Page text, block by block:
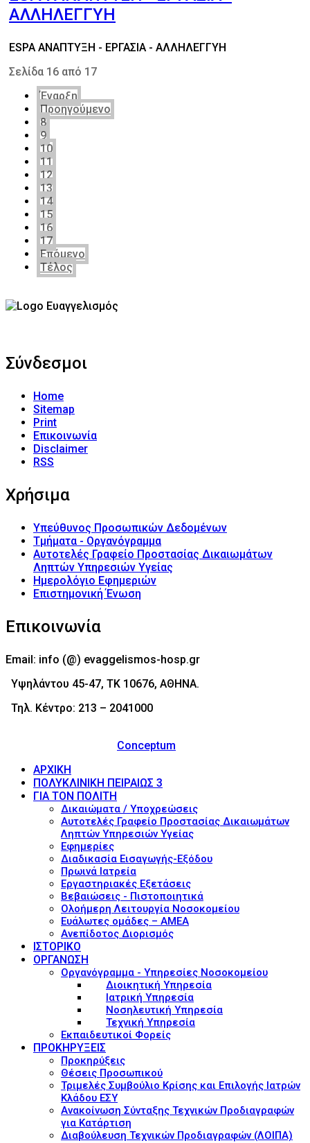
ΑΛΛΗΛΕΓΓΥΗ
ESPA ΑΝΑΠΤΥΞΗ - ΕΡΓΑΣΙΑ - ΑΛΛΗΛΕΓΓΥΗ
Σελίδα 16 από 17
Έναρξη
Προηγούμενο
8
9
10
11
12
13
14
15
16
17
Επόμενο
Τέλος
Σύνδεσμοι
Home
Sitemap
Print
Επικοινωνία
Disclaimer
RSS
Χρήσιμα
Υπεύθυνος Προσωπικών Δεδομένων
Τμήματα - Οργανόγραμμα
Αυτοτελές Γραφείο Προστασίας Δικαιωμάτων
Ληπτών Υπηρεσιών Υγείας
Ημερολόγιο Εφημεριών
Επιστημονική Ένωση
Επικοινωνία
Email: info (@) evaggelismos-hosp.gr
Υψηλάντου 45-47, ΤΚ 10676, ΑΘΗΝΑ.
Τηλ. Κέντρο: 213 – 2041000
Conceptum
ΑΡΧΙΚΗ
ΠΟΛΥΚΛΙΝΙΚΗ ΠΕΙΡΑΙΩΣ 3
ΓΙΑ ΤΟΝ ΠΟΛΙΤΗ
Δικαιώματα / Υποχρεώσεις
Αυτοτελές Γραφείο Προστασίας Δικαιωμάτων
Ληπτών Υπηρεσιών Υγείας
Εφημερίες
Διαδικασία Εισαγωγής-Εξόδου
Πρωινά Ιατρεία
Εργαστηριακές Εξετάσεις
Βεβαιώσεις - Πιστοποιητικά
Ολοήμερη Λειτουργία Νοσοκομείου
Ευάλωτες ομάδες – ΑΜΕΑ
Ανεπίδοτος Διορισμός
ΙΣΤΟΡΙΚΟ
ΟΡΓΑΝΩΣΗ
Οργανόγραμμα - Υπηρεσίες Νοσοκομείου
Διοικητική Υπηρεσία
Ιατρική Υπηρεσία
Νοσηλευτική Υπηρεσία
Τεχνική Υπηρεσία
Εκπαιδευτικοί Φορείς
ΠΡΟΚΗΡΥΞΕΙΣ
Προκηρύξεις
Θέσεις Προσωπικού
Τριμελές Συμβούλιο Κρίσης και Επιλογής Ιατρών
Κλάδου ΕΣΥ
Ανακοίνωση Σύνταξης Τεχνικών Προδιαγραφών
για Κατάρτιση
Διαβούλευση Τεχνικών Προδιαγραφών (ΛΟΙΠΑ)